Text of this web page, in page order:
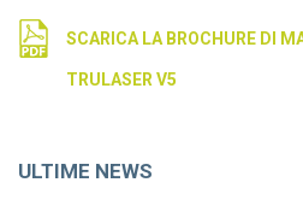
SCARICA LA BROCHURE DI
TRULASER V5
ULTIME NEWS